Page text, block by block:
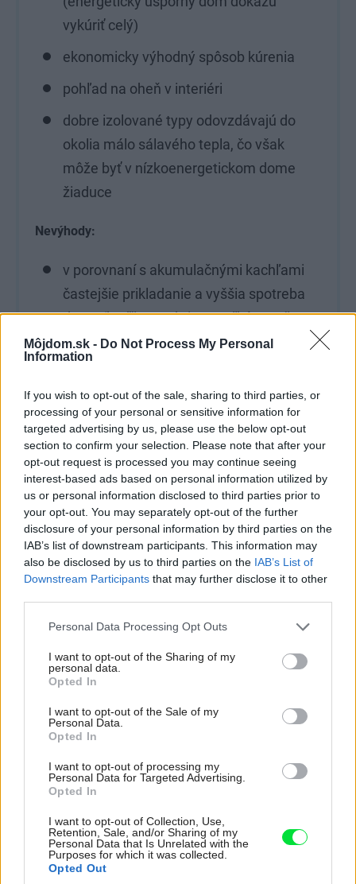
Môjdom.sk - Do Not Process My Personal
Information
If you wish to opt-out of the sale, sharing to third parties, or
processing of your personal or sensitive information for
targeted advertising by us, please use the below opt-out
section to confirm your selection. Please note that after your
opt-out request is processed you may continue seeing
interest-based ads based on personal information utilized by
us or personal information disclosed to third parties prior to
your opt-out. You may separately opt-out of the further
disclosure of your personal information by third parties on the
IAB’s list of downstream participants. This information may
also be disclosed by us to third parties on the IAB’s List of
Downstream Participants that may further disclose it to other
Please note that this website/app uses one or more Google
not limited to your visit or usage behaviour. You may click to
grant or deny consent to Google and its third-party tags to
use your data for below specified purposes in below Google
consent section.
Personal Data Processing Opt Outs
I want to opt-out of the Sharing of my
personal data.
Opted In
I want to opt-out of the Sale of my
Personal Data.
Opted In
I want to opt-out of processing my
Personal Data for Targeted Advertising.
Opted In
I want to opt-out of Collection, Use,
Retention, Sale, and/or Sharing of my
Personal Data that Is Unrelated with the
Purposes for which it was collected.
Opted Out
vykúriť celý)
ekonomicky výhodný spôsob kúrenia
pohľad na oheň v interiéri
dobre izolované typy odovzdávajú do
okolia málo sálavého tepla, čo však
môže byť v nízkoenergetickom dome
žiaduce
Nevýhody:
v porovnaní s akumulačnými kachľami
častejšie prikladanie a vyššia spotreba
dreva (keďže sa ohrieva veľké množstvo
vykurovacej vody)
do vykurovacieho systému)
niektoré časti vykurovacieho systému je
zložité skryť, takže sú v interiéri väčšinou
viditeľné
častejšia a náročnejšia údržba
(produkuje sa viac popola, ktorý treba
častejšie vynášať a čistiť okolie, čistiť
treba aj povrch výmenníka)
Foto: Romotop, istock.com
Zdroj: časopis Môj dom
Kategória: Energia
Tagy: akumulačné vykurovanie kozub